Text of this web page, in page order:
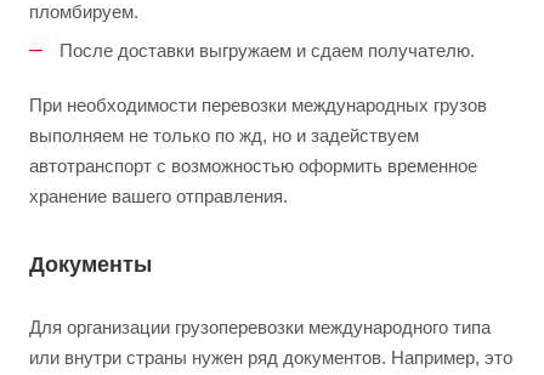
пломбируем.
После доставки выгружаем и сдаем получателю.
При необходимости перевозки международных грузов
выполняем не только по жд, но и задействуем
автотранспорт с возможностью оформить временное
хранение вашего отправления.
Документы
Для организации грузоперевозки международного типа
или внутри страны нужен ряд документов. Например, это